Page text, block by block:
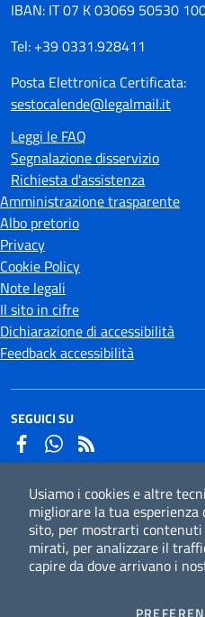
Usiamo i cookies e altre
migliorare la tua
sito, per mostrarti
mirati, per analizzare il
capire da dove arrivano i
IBAN: IT 07 K 03069 50530
Tel: +39 0331.928411
Posta Elettronica Certificata:
sestocalende@legalmail.it
Leggi le FAQ
Segnalazione disservizio
Richiesta d'assistenza
Amministrazione trasparente
Albo pretorio
Privacy
Cookie Policy
Note legali
Il sito in cifre
Dichiarazione di accessibilità
Feedback accessibilità
SEGUICI SU
FacebookWhatsapp
Iscriviti alla newsletter